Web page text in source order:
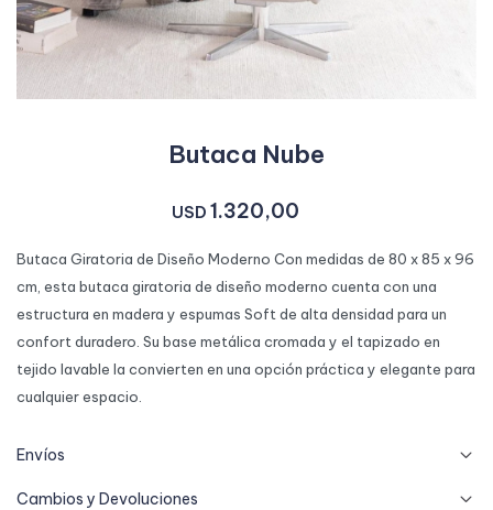
Butaca Nube
USD 1.320,00
Butaca Giratoria de Diseño Moderno Con medidas de 80 x 85 x 96
cm, esta butaca giratoria de diseño moderno cuenta con una
estructura en madera y espumas Soft de alta densidad para un
confort duradero. Su base metálica cromada y el tapizado en
tejido lavable la convierten en una opción práctica y elegante para
cualquier espacio.
Envíos
Cambios y Devoluciones